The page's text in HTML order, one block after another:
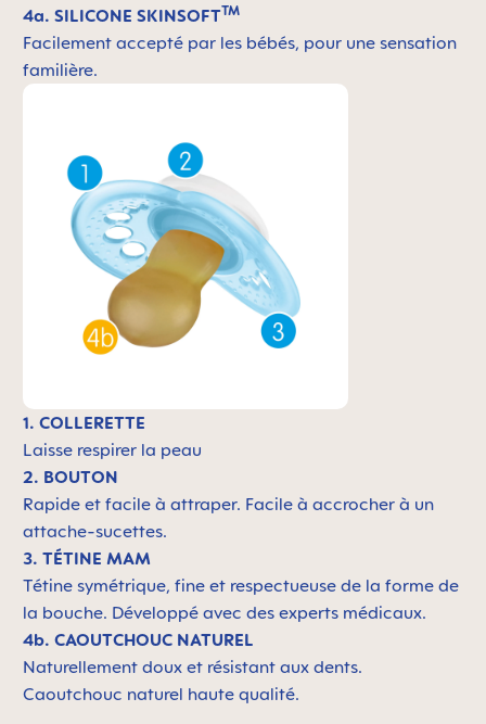
4a. SILICONE SKINSOFTTM
Facilement accepté par les bébés, pour une sensation
familière.
1. COLLERETTE
Laisse respirer la peau
2. BOUTON
Rapide et facile à attraper. Facile à accrocher à un
attache-sucettes.
3. TÉTINE MAM
Tétine symétrique, fine et respectueuse de la forme de
la bouche. Développé avec des experts médicaux.
4b. CAOUTCHOUC NATUREL
Naturellement doux et résistant aux dents.
Caoutchouc naturel haute qualité.